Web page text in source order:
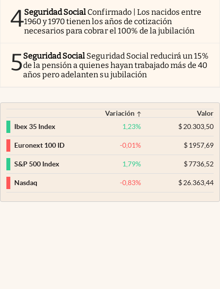
4Seguridad Social Confirmado | Los nacidos entre
1960 y 1970 tienen los años de cotización
necesarios para cobrar el 100% de la jubilación
5Seguridad Social Seguridad Social reducirá un 15%
de la pensión a quienes hayan trabajado más de 40
años pero adelanten su jubilación
Variación
Valor
Ibex 35 Index
1,23% $20.303,50
Euronext 100 ID -0,01% $1957,69
S&P 500 Index 1,79% $7736,52
Nasdaq -0,83% $26.363,44